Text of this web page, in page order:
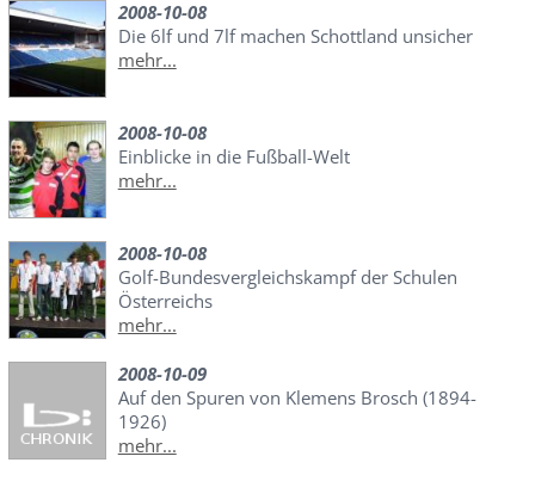
2008-10-08
Die 6lf und 7lf machen Schottland unsicher
mehr...
2008-10-08
Einblicke in die Fußball-Welt
mehr...
2008-10-08
Golf-Bundesvergleichskampf der Schulen
Österreichs
mehr...
2008-10-09
Auf den Spuren von Klemens Brosch (1894-
1926)
mehr...